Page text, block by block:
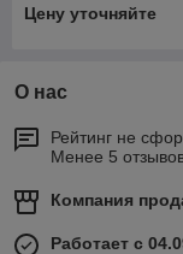
Цену уточняйте
О нас
Рейтинг не
Менее 5
Компания
Работает с